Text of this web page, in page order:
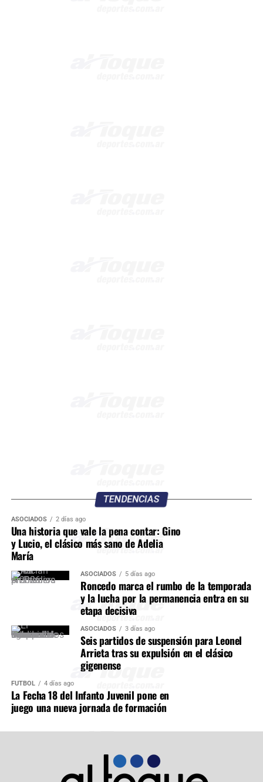
TENDENCIAS
ASOCIADOS 2 días ago
Una historia que vale la pena contar: Gino
y Lucio, el clásico más sano de Adelia
María
ASOCIADOS 5 días ago
Roncedo marca el rumbo de la temporada
y la lucha por la permanencia entra en su
etapa decisiva
ASOCIADOS 3 días ago
Seis partidos de suspensión para Leonel
Arrieta tras su expulsión en el clásico
gigenense
FÚTBOL 4 días ago
La Fecha 18 del Infanto Juvenil pone en
juego una nueva jornada de formación